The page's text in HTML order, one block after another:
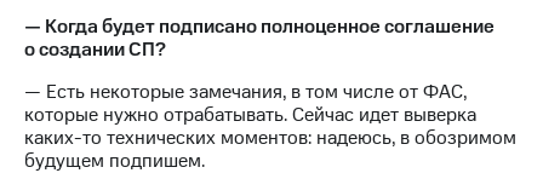
— Когда будет подписано полноценное соглашение
о создании СП?
— Есть некоторые замечания, в том числе от ФАС,
которые нужно отрабатывать. Сейчас идет выверка
каких-то технических моментов: надеюсь, в обозримом
будущем подпишем.